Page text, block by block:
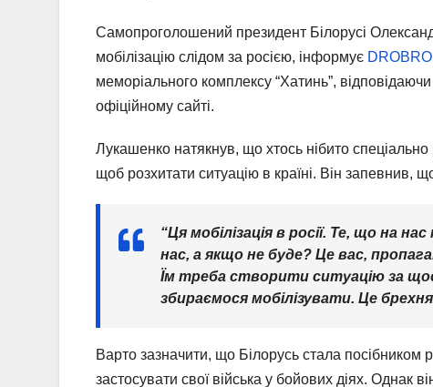
Самопроголошений президент Білорусі
мобілізацію слідом за росією, інформує DROBRO
меморіального комплексу “Хатинь”,
офіційному сайті.
Лукашенко натякнув, що хтось нібито спеціально
щоб розхитати ситуацію в країні. Він запевнив,
“Ця мобілізація в росії. Те, що на
нас, а якщо не буде? Це вас,
Їм треба створити ситуацію за
збираємося мобілізувати. Це
Варто зазначити, що Білорусь стала посібником
застосувати свої війська у бойових діях. Однак